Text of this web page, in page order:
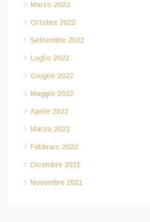
Marzo 2023
Ottobre 2022
Settembre 2022
Luglio 2022
Giugno 2022
Maggio 2022
Aprile 2022
Marzo 2022
Febbraio 2022
Dicembre 2021
Novembre 2021